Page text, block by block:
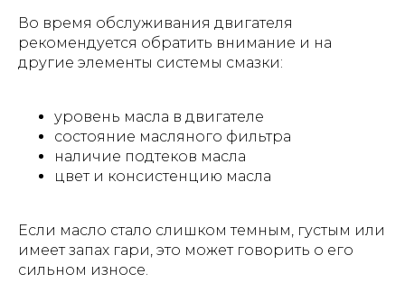
Во время обслуживания двигателя
рекомендуется обратить внимание и на
другие элементы системы смазки:
уровень масла в двигателе
состояние масляного фильтра
наличие подтеков масла
цвет и консистенцию масла
Если масло стало слишком темным, густым или
имеет запах гари, это может говорить о его
сильном износе.